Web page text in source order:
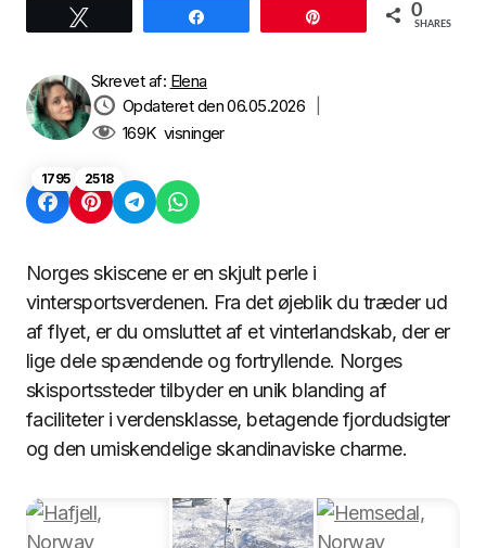
0
SHARES
Skrevet af: Elena
Opdateret den 06.05.2026
169Kvisninger
1795 2518
Norges skiscene er en skjult perle i
vintersportsverdenen. Fra det øjeblik du træder ud
af flyet, er du omsluttet af et vinterlandskab, der er
lige dele spændende og fortryllende. Norges
skisportssteder tilbyder en unik blanding af
faciliteter i verdensklasse, betagende fjordudsigter
og den umiskendelige skandinaviske charme.